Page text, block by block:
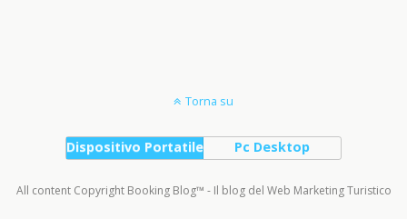
Torna su
Dispositivo Portatile Pc Desktop
All content Copyright Booking Blog™ - Il blog del Web Marketing Turistico